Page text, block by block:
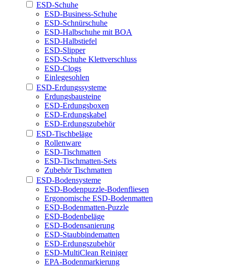
ESD-Schuhe
ESD-Business-Schuhe
ESD-Schnürschuhe
ESD-Halbschuhe mit BOA
ESD-Halbstiefel
ESD-Slipper
ESD-Schuhe Klettverschluss
ESD-Clogs
Einlegesohlen
ESD-Erdungssysteme
Erdungsbausteine
ESD-Erdungsboxen
ESD-Erdungskabel
ESD-Erdungszubehör
ESD-Tischbeläge
Rollenware
ESD-Tischmatten
ESD-Tischmatten-Sets
Zubehör Tischmatten
ESD-Bodensysteme
ESD-Bodenpuzzle-Bodenfliesen
Ergonomische ESD-Bodenmatten
ESD-Bodenmatten-Puzzle
ESD-Bodenbeläge
ESD-Bodensanierung
ESD-Staubbindematten
ESD-Erdungszubehör
ESD-MultiClean Reiniger
EPA-Bodenmarkierung